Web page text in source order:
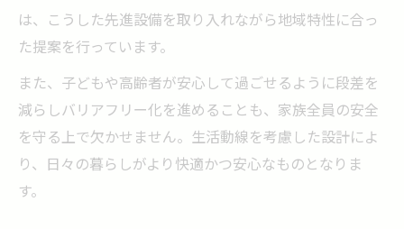
は、こうした先進設備を取り入れながら地域特性に合っ
た提案を行っています。
また、子どもや高齢者が安心して過ごせるように段差を
減らしバリアフリー化を進めることも、家族全員の安全
を守る上で欠かせません。生活動線を考慮した設計によ
り、日々の暮らしがより快適かつ安心なものとなりま
す。